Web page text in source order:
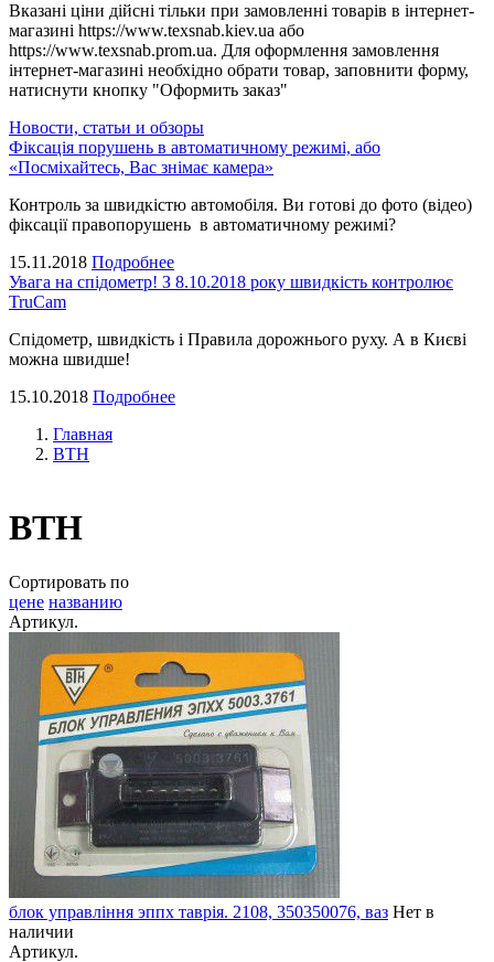
Вказані ціни дійсні тільки при замовленні товарів в інтернет-
магазині https://www.texsnab.kiev.ua або
https://www.texsnab.prom.ua. Для оформлення замовлення
інтернет-магазині необхідно обрати товар, заповнити форму,
натиснути кнопку "Оформить заказ"
Новости, статьи и обзоры
Фіксація порушень в автоматичному режимі, або
«Посміхайтесь, Вас знімає камера»
Контроль за швидкістю автомобіля. Ви готові до фото (відео)
фіксації правопорушень в автоматичному режимі?
15.11.2018 Подробнее
Увага на спідометр! З 8.10.2018 року швидкість контролює
TruCam
Спідометр, швидкість і Правила дорожнього руху. А в Києві
можна швидше!
15.10.2018 Подробнее
Главная
ВТН
ВТН
Сортировать по
цене названию
Артикул.
блок управління эппх таврія. 2108, 350350076, ваз Нет в
наличии
Артикул.